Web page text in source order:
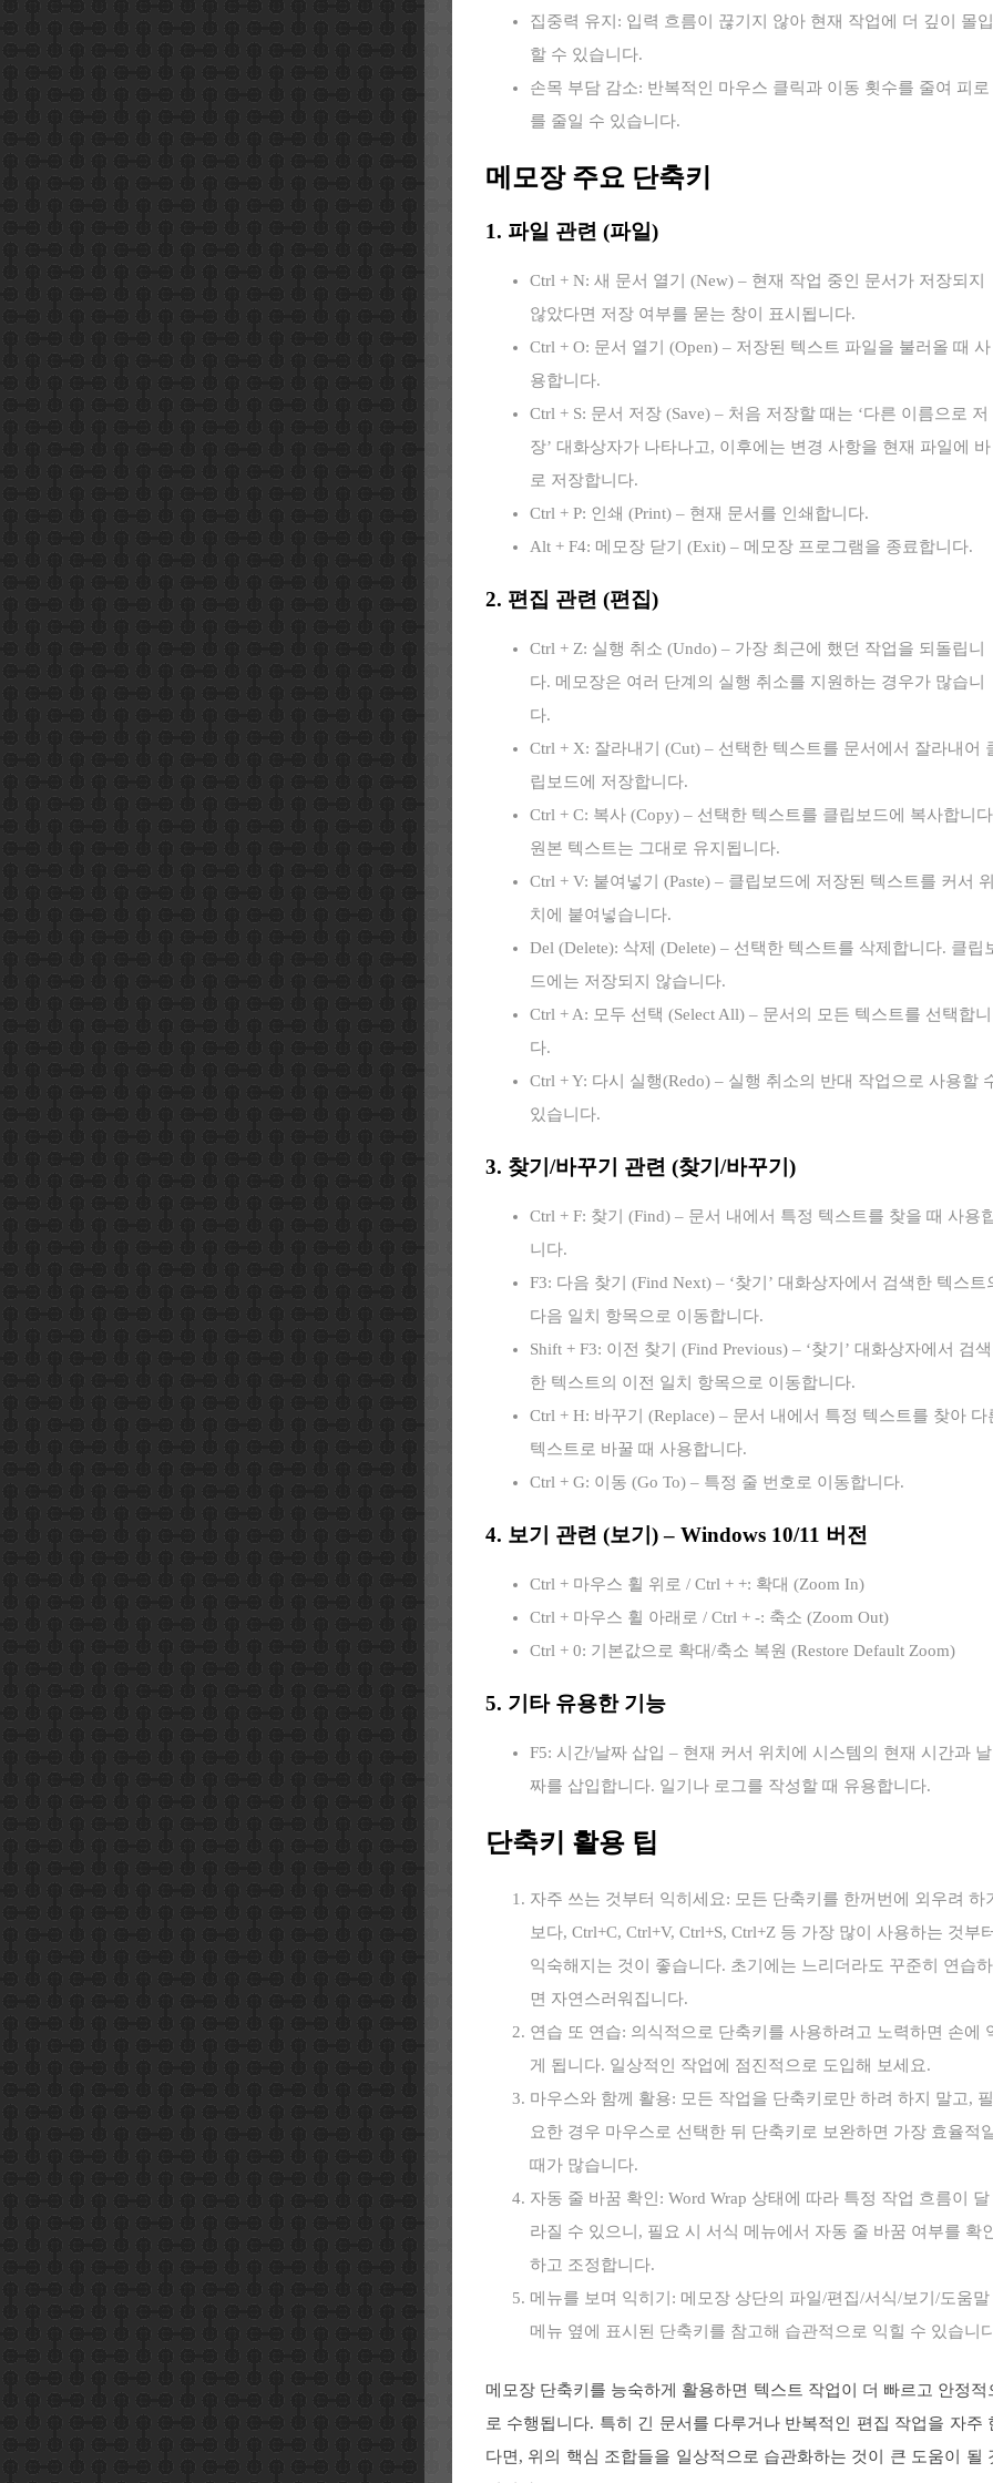
집중력 유지: 입력 흐름이 끊기지 않아 현재 작업에 더 깊이 몰입
할 수 있습니다.
손목 부담 감소: 반복적인 마우스 클릭과 이동 횟수를 줄여 피로
를 줄일 수 있습니다.
메모장 주요 단축키
1. 파일 관련 (파일)
Ctrl + N: 새 문서 열기 (New) – 현재 작업 중인 문서가 저장되지
않았다면 저장 여부를 묻는 창이 표시됩니다.
Ctrl + O: 문서 열기 (Open) – 저장된 텍스트 파일을 불러올 때 사
용합니다.
Ctrl + S: 문서 저장 (Save) – 처음 저장할 때는 ‘다른 이름으로 저
장’ 대화상자가 나타나고, 이후에는 변경 사항을 현재 파일에 바
로 저장합니다.
Ctrl + P: 인쇄 (Print) – 현재 문서를 인쇄합니다.
Alt + F4: 메모장 닫기 (Exit) – 메모장 프로그램을 종료합니다.
2. 편집 관련 (편집)
Ctrl + Z: 실행 취소 (Undo) – 가장 최근에 했던 작업을 되돌립니
다. 메모장은 여러 단계의 실행 취소를 지원하는 경우가 많습니
다.
Ctrl + X: 잘라내기 (Cut) – 선택한 텍스트를 문서에서 잘라내어
립보드에 저장합니다.
Ctrl + C: 복사 (Copy) – 선택한 텍스트를 클립보드에 복사합니
원본 텍스트는 그대로 유지됩니다.
Ctrl + V: 붙여넣기 (Paste) – 클립보드에 저장된 텍스트를 커서
치에 붙여넣습니다.
Del (Delete): 삭제 (Delete) – 선택한 텍스트를 삭제합니다. 클립
드에는 저장되지 않습니다.
Ctrl + A: 모두 선택 (Select All) – 문서의 모든 텍스트를 선택합니
다.
Ctrl + Y: 다시 실행(Redo) – 실행 취소의 반대 작업으로 사용할
있습니다.
3. 찾기/바꾸기 관련 (찾기/바꾸기)
Ctrl + F: 찾기 (Find) – 문서 내에서 특정 텍스트를 찾을 때 사용
니다.
F3: 다음 찾기 (Find Next) – ‘찾기’ 대화상자에서 검색한 텍스트
다음 일치 항목으로 이동합니다.
Shift + F3: 이전 찾기 (Find Previous) – ‘찾기’ 대화상자에서 검색
한 텍스트의 이전 일치 항목으로 이동합니다.
Ctrl + H: 바꾸기 (Replace) – 문서 내에서 특정 텍스트를 찾아 다
텍스트로 바꿀 때 사용합니다.
Ctrl + G: 이동 (Go To) – 특정 줄 번호로 이동합니다.
4. 보기 관련 (보기) – Windows 10/11 버전
Ctrl + 마우스 휠 위로 / Ctrl + +: 확대 (Zoom In)
Ctrl + 마우스 휠 아래로 / Ctrl + -: 축소 (Zoom Out)
Ctrl + 0: 기본값으로 확대/축소 복원 (Restore Default Zoom)
5. 기타 유용한 기능
F5: 시간/날짜 삽입 – 현재 커서 위치에 시스템의 현재 시간과 날
짜를 삽입합니다. 일기나 로그를 작성할 때 유용합니다.
단축키 활용 팁
자주 쓰는 것부터 익히세요: 모든 단축키를 한꺼번에 외우려 하
보다, Ctrl+C, Ctrl+V, Ctrl+S, Ctrl+Z 등 가장 많이 사용하는 것부
익숙해지는 것이 좋습니다. 초기에는 느리더라도 꾸준히 연습하
면 자연스러워집니다.
연습 또 연습: 의식적으로 단축키를 사용하려고 노력하면 손에
게 됩니다. 일상적인 작업에 점진적으로 도입해 보세요.
마우스와 함께 활용: 모든 작업을 단축키로만 하려 하지 말고, 필
요한 경우 마우스로 선택한 뒤 단축키로 보완하면 가장 효율적
때가 많습니다.
자동 줄 바꿈 확인: Word Wrap 상태에 따라 특정 작업 흐름이 달
라질 수 있으니, 필요 시 서식 메뉴에서 자동 줄 바꿈 여부를 확
하고 조정합니다.
메뉴를 보며 익히기: 메모장 상단의 파일/편집/서식/보기/도움말
메뉴 옆에 표시된 단축키를 참고해 습관적으로 익힐 수 있습니
메모장 단축키를 능숙하게 활용하면 텍스트 작업이 더 빠르고 안정적
로 수행됩니다. 특히 긴 문서를 다루거나 반복적인 편집 작업을 자주
다면, 위의 핵심 조합들을 일상적으로 습관화하는 것이 큰 도움이 될